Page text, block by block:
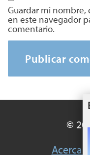
Guardar mi
en este navegador
comentario.
©
Acerca